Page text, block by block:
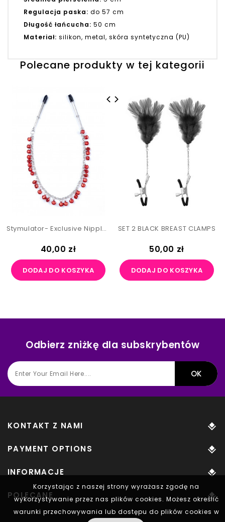
Regulacja paska: do 57 cm
Długość łańcucha: 50 cm
Materiał: silikon, metal, skóra syntetyczna (PU)
Polecane produkty w tej kategorii
Stymulator- Exclusive Nipple Clamps No.5 - Fetish Boss Series
Cena
40,00 zł
DODAJ DO KOSZYKA
SET 2 BLACK BREAST CLAMPS
Cena
50,00 zł
DODAJ DO KOSZYKA
Odbierz zniżkę dla subskrybentów
KONTAKT Z NAMI
PAYMENT OPTIONS
INFORMACJE
POLECANE
Korzystając z naszej strony wyrażasz zgodę na
wykorzystywanie przez nas plików cookies. Możesz określić
warunki przechowywania lub dostępu do plików cookies w